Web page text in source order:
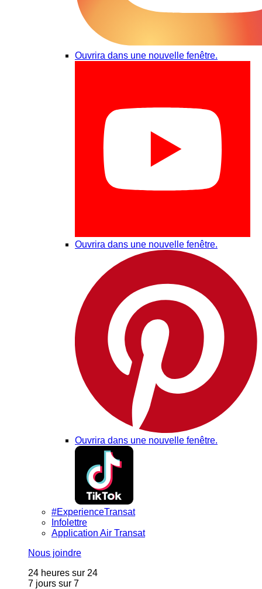
Ouvrira dans une nouvelle fenêtre.
Ouvrira dans une nouvelle fenêtre.
Ouvrira dans une nouvelle fenêtre.
#ExperienceTransat
Infolettre
Application Air Transat
Nous joindre
24 heures sur 24
7 jours sur 7